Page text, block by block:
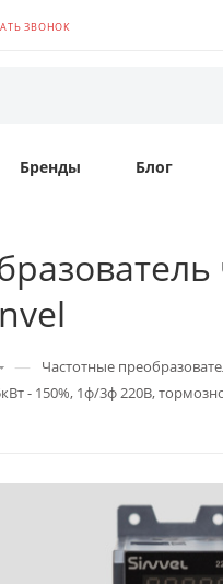
ЗВОНОК
Бренды Блог
— Частотные
- 150%, 1ф/3ф 220В,